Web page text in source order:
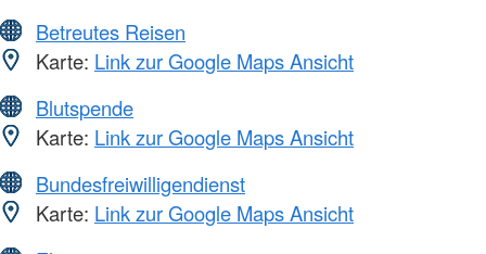
Betreutes Reisen
Karte: Link zur Google Maps Ansicht
Blutspende
Karte: Link zur Google Maps Ansicht
Bundesfreiwilligendienst
Karte: Link zur Google Maps Ansicht